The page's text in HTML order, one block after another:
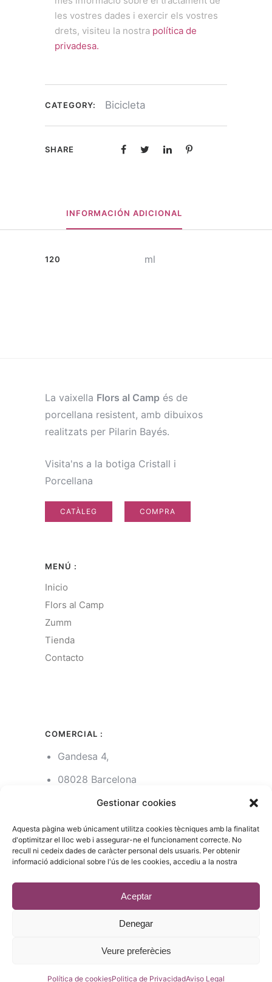
Gestionar cookies
Aquesta pàgina web únicament utilitza cookies tècniques amb la finalitat
d'optimitzar el lloc web i assegurar-ne el funcionament correcte. No
recull ni cedeix dades de caràcter personal dels usuaris. Per obtenir
informació addicional sobre l'ús de les cookies, accediu a la nostra
Aceptar
Denegar
Veure preferècies
Política de cookiesPolitica de PrivacidadAviso Legal
les vostres dades i exercir els vostres
drets, visiteu la nostra política de
privadesa.
CATEGORY: Bicicleta
SHARE
INFORMACIÓN ADICIONAL
120 ml
La vaixella Flors al Camp és de
porcellana resistent, amb dibuixos
realitzats per Pilarin Bayés.
Visita'ns a la botiga Cristall i
Porcellana
CATÀLEG COMPRA
MENÚ :
Inicio
Flors al Camp
Zumm
Tienda
Contacto
COMERCIAL :
Gandesa 4,
08028 Barcelona
93 215 14 13
riera1(@)rieragroup.com
Català(Catalán) Español